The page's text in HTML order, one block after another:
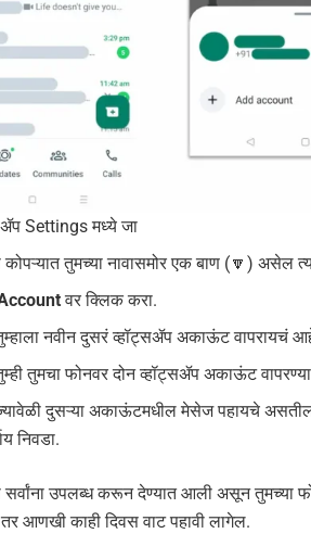
Settings मध्ये जा
कोपऱ्यात तुमच्या नावासमोर एक बाण (🔽) असेल
वर क्लिक करा.
नवीन दुसरं व्हॉट्सॲप अकाऊंट वापरायचं
तुमचा फोनवर दोन व्हॉट्सॲप अकाऊंट
दुसऱ्या अकाऊंटमधील मेसेज पहायचे
निवडा.
सर्वांना उपलब्ध करून देण्यात आली असून तुमच्या
आणखी काही दिवस वाट पहावी लागेल.